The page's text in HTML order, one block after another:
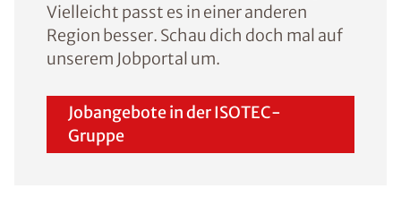
Vielleicht passt es in einer anderen
Region besser. Schau dich doch mal auf
unserem Jobportal um.
Jobangebote in der ISOTEC-
Gruppe